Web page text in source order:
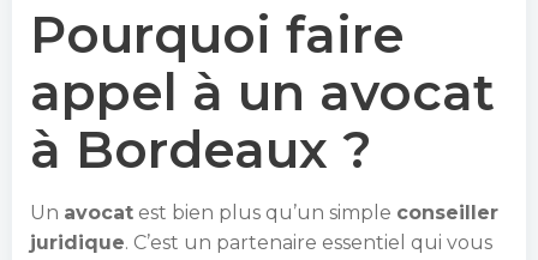
Pourquoi faire
appel à un avocat
à Bordeaux ?
Un avocat est bien plus qu’un simple conseiller
juridique. C’est un partenaire essentiel qui vous